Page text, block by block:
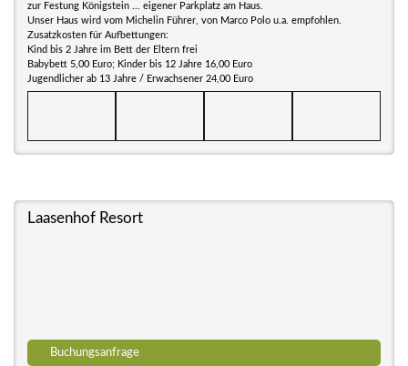
zur Festung Königstein ... eigener Parkplatz am Haus.
Unser Haus wird vom Michelin Führer, von Marco Polo u.a. empfohlen.
Zusatzkosten für Aufbettungen:
Kind bis 2 Jahre im Bett der Eltern frei
Babybett 5,00 Euro; Kinder bis 12 Jahre 16,00 Euro
Jugendlicher ab 13 Jahre / Erwachsener 24,00 Euro
Laasenhof Resort
Buchungsanfrage